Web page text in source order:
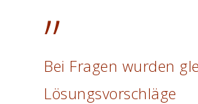
”
Bei Fragen wurden
Lösungsvorschläge